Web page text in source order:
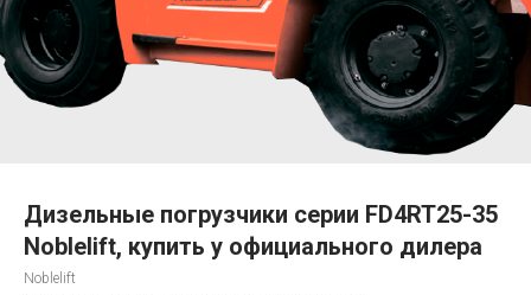
Дизельные погрузчики серии FD4RT25-35
Noblelift, купить у официального дилера
Noblelift